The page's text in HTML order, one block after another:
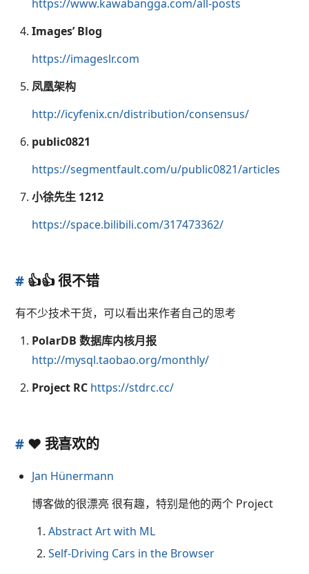
https://www.kawabangga.com/all-posts
Images’ Blog
https://imageslr.com
凤凰架构
http://icyfenix.cn/distribution/consensus/
public0821
https://segmentfault.com/u/public0821/articles
小徐先生 1212
https://space.bilibili.com/317473362/
# 👍👍 很不错
有不少技术干货，可以看出来作者自己的思考
PolarDB 数据库内核月报
http://mysql.taobao.org/monthly/
Project RC https://stdrc.cc/
# ❤️ 我喜欢的
Jan Hünermann
博客做的很漂亮 很有趣，特别是他的两个 Project
Abstract Art with ML
Self-Driving Cars in the Browser